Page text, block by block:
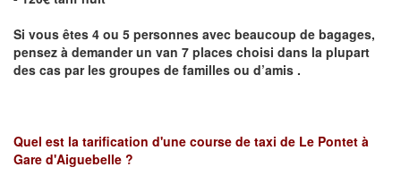
Si vous êtes 4 ou 5 personnes avec beaucoup de bagages,
pensez à demander un van 7 places choisi dans la plupart
des cas par les groupes de familles ou d’amis .
Quel est la tarification d'une course de taxi de Le Pontet à
Gare d'Aiguebelle ?